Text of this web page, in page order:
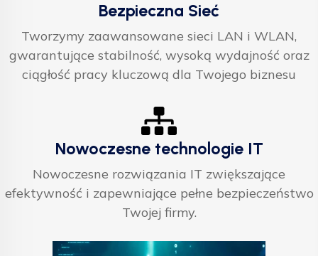
Bezpieczna Sieć
Tworzymy zaawansowane sieci LAN i WLAN,
gwarantujące stabilność, wysoką wydajność oraz
ciągłość pracy kluczową dla Twojego biznesu
Nowoczesne technologie IT
Nowoczesne rozwiązania IT zwiększające
efektywność i zapewniające pełne bezpieczeństwo
Twojej firmy.